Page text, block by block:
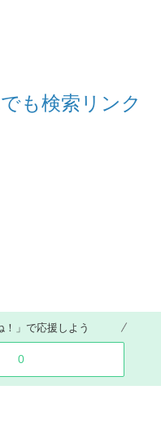
も検索リンク
」で応援しよう
0